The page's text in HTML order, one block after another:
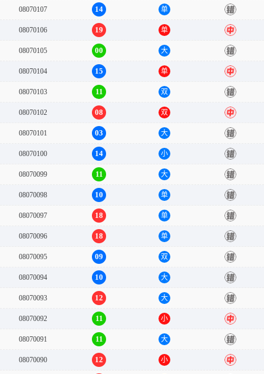
08070107 14 单 错
08070106 19 单 中
08070105 00 大 错
08070104 15 单 中
08070103 11 双 错
08070102 08 双 中
08070101 03 大 错
08070100 14 小 错
08070099 11 大 错
08070098 10 单 错
08070097 18 单 错
08070096 18 单 错
08070095 09 双 错
08070094 10 大 错
08070093 12 大 错
08070092 11 小 中
08070091 11 大 错
08070090 12 小 中